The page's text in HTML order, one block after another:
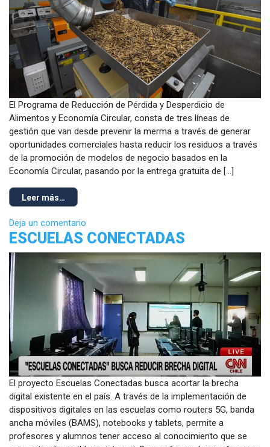
El Programa de Reducción de Pérdida y Desperdicio de
Alimentos y Economía Circular, consta de tres líneas de
gestión que van desde prevenir la merma a través de generar
oportunidades comerciales hasta reducir los residuos a través
de la promoción de modelos de negocio basados en la
Economía Circular, pasando por la entrega gratuita de […]
Leer más…
Deja un comentario
ESCUELAS CONECTADAS
El proyecto Escuelas Conectadas busca acortar la brecha
digital existente en el país. A través de la implementación de
dispositivos digitales en las escuelas como routers 5G, banda
ancha móviles (BAMS), notebooks y tablets, permite a
profesores y alumnos tener acceso al conocimiento que se